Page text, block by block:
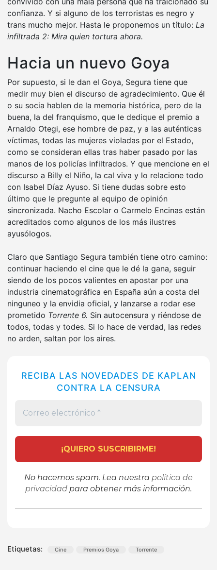
confianza. Y si alguno de los terroristas es negro y
trans mucho mejor. Hasta le proponemos un título: La
infiltrada 2: Mira quien tortura ahora.
Hacia un nuevo Goya
Por supuesto, si le dan el Goya, Segura tiene que
medir muy bien el discurso de agradecimiento. Que él
o su socia hablen de la memoria histórica, pero de la
buena, la del franquismo, que le dedique el premio a
Arnaldo Otegi, ese hombre de paz, y a las auténticas
víctimas, todas las mujeres violadas por el Estado,
como se consideran ellas tras haber pasado por las
manos de los policías infiltrados. Y que mencione en el
discurso a Billy el Niño, la cal viva y lo relacione todo
con Isabel Díaz Ayuso. Si tiene dudas sobre esto
último que le pregunte al equipo de opinión
sincronizada. Nacho Escolar o Carmelo Encinas están
acreditados como algunos de los más ilustres
ayusólogos.
Claro que Santiago Segura también tiene otro camino:
continuar haciendo el cine que le dé la gana, seguir
siendo de los pocos valientes en apostar por una
industria cinematográfica en España aún a costa del
ninguneo y la envidia oficial, y lanzarse a rodar ese
prometido Torrente 6. Sin autocensura y riéndose de
todos, todas y todes. Si lo hace de verdad, las redes
no arden, saltan por los aires.
RECIBA LAS NOVEDADES DE KAPLAN
CONTRA LA CENSURA
No hacemos spam. Lea nuestra política de
privacidad para obtener más información.
Etiquetas: Cine Premios Goya Torrente